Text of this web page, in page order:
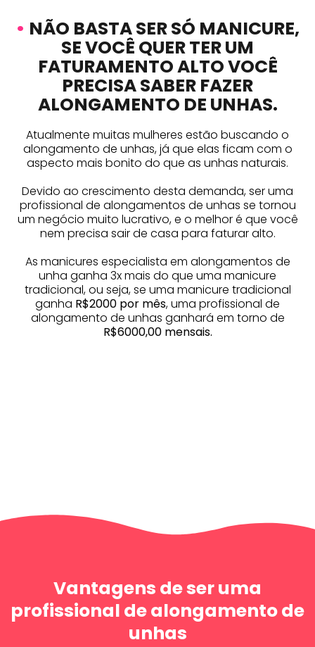
• NÃO BASTA SER SÓ MANICURE,
SE VOCÊ QUER TER UM
FATURAMENTO ALTO VOCÊ
PRECISA SABER FAZER
ALONGAMENTO DE UNHAS.
Atualmente muitas mulheres estão buscando o
alongamento de unhas, já que elas ficam com o
aspecto mais bonito do que as unhas naturais.
Devido ao crescimento desta demanda, ser uma
profissional de alongamentos de unhas se tornou
um negócio muito lucrativo, e o melhor é que você
nem precisa sair de casa para faturar alto.
As manicures especialista em alongamentos de
unha ganha 3x mais do que uma manicure
tradicional, ou seja, se uma manicure tradicional
ganha R$2000 por mês, uma profissional de
alongamento de unhas ganhará em torno de
R$6000,00 mensais.
Vantagens de ser uma
profissional de alongamento de
unhas